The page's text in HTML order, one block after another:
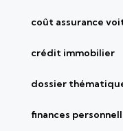
coût assurance
crédit immobilier
dossier
finances